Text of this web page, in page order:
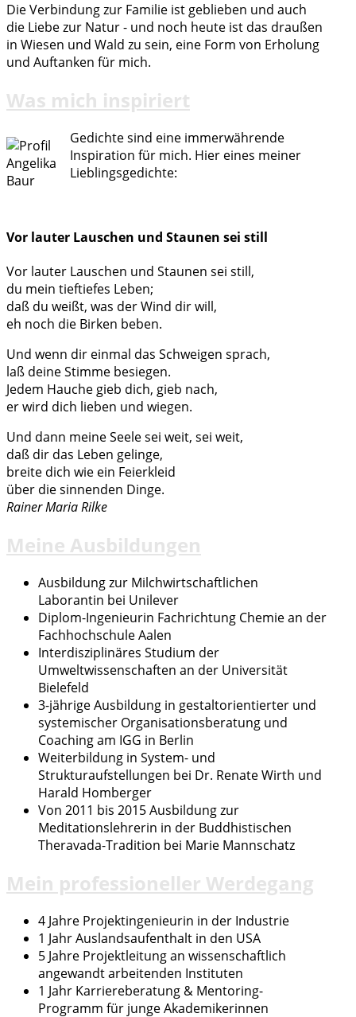
Die Verbindung zur Familie ist geblieben und auch
die Liebe zur Natur - und noch heute ist das draußen
in Wiesen und Wald zu sein, eine Form von Erholung
und Auftanken für mich.
Was mich inspiriert
Gedichte sind eine immerwährende
Inspiration für mich. Hier eines meiner
Lieblingsgedichte:
Vor lauter Lauschen und Staunen sei still
Vor lauter Lauschen und Staunen sei still,
du mein tieftiefes Leben;
daß du weißt, was der Wind dir will,
eh noch die Birken beben.
Und wenn dir einmal das Schweigen sprach,
laß deine Stimme besiegen.
Jedem Hauche gieb dich, gieb nach,
er wird dich lieben und wiegen.
Und dann meine Seele sei weit, sei weit,
daß dir das Leben gelinge,
breite dich wie ein Feierkleid
über die sinnenden Dinge.
Rainer Maria Rilke
Meine Ausbildungen
Ausbildung zur Milchwirtschaftlichen
Laborantin bei Unilever
Diplom-Ingenieurin Fachrichtung Chemie an der
Fachhochschule Aalen
Interdisziplinäres Studium der
Umweltwissenschaften an der Universität
Bielefeld
3-jährige Ausbildung in gestaltorientierter und
systemischer Organisationsberatung und
Coaching am IGG in Berlin
Weiterbildung in System- und
Strukturaufstellungen bei Dr. Renate Wirth und
Harald Homberger
Von 2011 bis 2015 Ausbildung zur
Meditationslehrerin in der Buddhistischen
Theravada-Tradition bei Marie Mannschatz
Mein professioneller Werdegang
4 Jahre Projektingenieurin in der Industrie
1 Jahr Auslandsaufenthalt in den USA
5 Jahre Projektleitung an wissenschaftlich
angewandt arbeitenden Instituten
1 Jahr Karriereberatung & Mentoring-
Programm für junge Akademikerinnen